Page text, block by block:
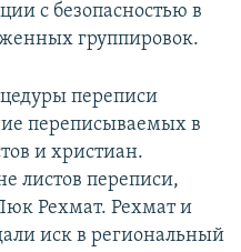
с безопасностью в
группировок.
переписи
переписываемых в
и христиан.
листов переписи,
Рехмат. Рехмат и
иск в региональный